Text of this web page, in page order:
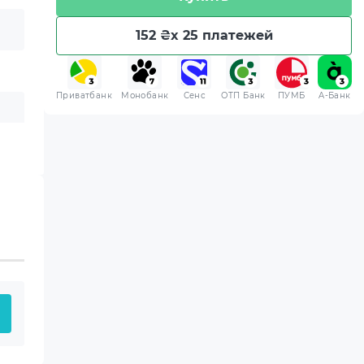
152 ₴x 25 платежей
Приватбанк Монобанк Сенс ОТП Банк ПУМБ A-Банк